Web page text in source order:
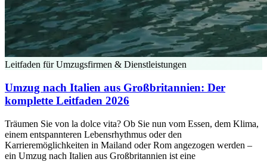
Leitfaden für Umzugsfirmen & Dienstleistungen
Umzug nach Italien aus Großbritannien: Der
komplette Leitfaden 2026
Träumen Sie von la dolce vita? Ob Sie nun vom Essen, dem Klima,
einem entspannteren Lebensrhythmus oder den
Karrieremöglichkeiten in Mailand oder Rom angezogen werden –
ein Umzug nach Italien aus Großbritannien ist eine